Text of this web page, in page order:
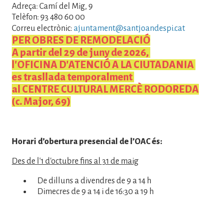
Adreça: Camí del Mig, 9
Telèfon: 93 480 60 00
Correu electrònic: ajuntament@santjoandespi.cat
PER OBRES DE REMODELACIÓ
A partir del 29 de juny de 2026,
l'OFICINA D'ATENCIÓ A LA CIUTADANIA
es trasllada temporalment
al CENTRE CULTURAL MERCÈ RODOREDA
(c. Major, 69)
Horari d’obertura presencial de l’OAC és:
Des de l'1 d'octubre fins al 31 de maig
De dilluns a divendres de 9 a 14 h
Dimecres de 9 a 14 i de 16:30 a 19 h